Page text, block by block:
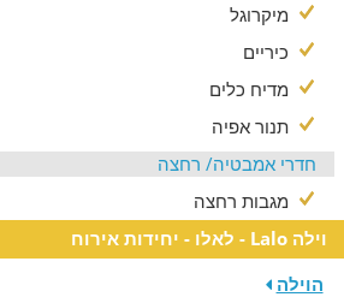
מיקרוגל
כיריים
מדיח כלים
תנור אפיה
חדרי אמבטיה/ רחצה
מגבות רחצה
וילה Lalo - לאלו - יחידות אירוח
הוילה